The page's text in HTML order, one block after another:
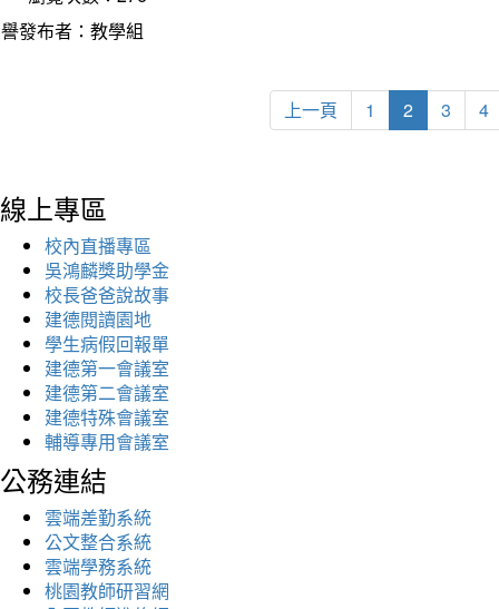
發布者：教學組
上一頁 1 2 3 4
線上專區
校內直播專區
吳鴻麟獎助學金
校長爸爸說故事
建德閱讀園地
學生病假回報單
建德第一會議室
建德第二會議室
建德特殊會議室
輔導專用會議室
公務連結
雲端差勤系統
公文整合系統
雲端學務系統
桃園教師研習網